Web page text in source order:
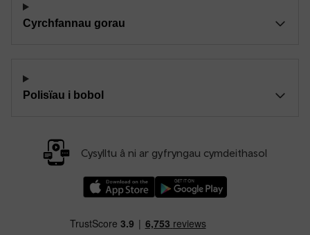
Cyrchfannau gorau
Polisïau i bobol
Cysylltu â ni ar gyfryngau cymdeithasol